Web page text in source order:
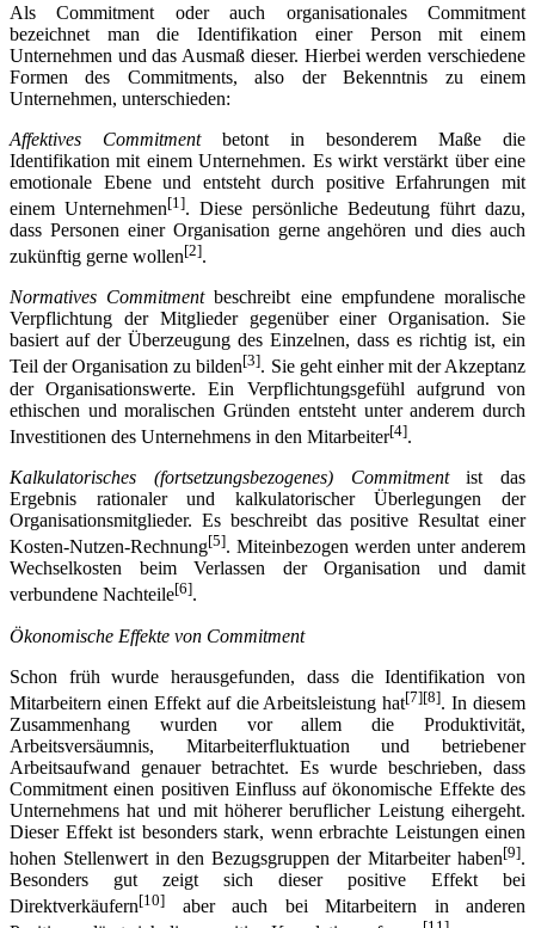
Als Commitment oder auch organisationales Commitment
bezeichnet man die Identifikation einer Person mit einem
Unternehmen und das Ausmaß dieser. Hierbei werden verschiedene
Formen des Commitments, also der Bekenntnis zu einem
Unternehmen, unterschieden:
Affektives Commitmentbetont in besonderem Maße die
Identifikation mit einem Unternehmen. Es wirkt verstärkt über eine
emotionale Ebene und entsteht durch positive Erfahrungen mit
einem Unternehmen[1]. Diese persönliche Bedeutung führt dazu,
dass Personen einer Organisation gerne angehören und dies auch
zukünftig gerne wollen[2].
Normatives Commitmentbeschreibt eine empfundene moralische
Verpflichtung der Mitglieder gegenüber einer Organisation. Sie
basiert auf der Überzeugung des Einzelnen, dass es richtig ist, ein
Teil der Organisation zu bilden[3]. Sie geht einher mit der Akzeptanz
der Organisationswerte. Ein Verpflichtungsgefühl aufgrund von
ethischen und moralischen Gründen entsteht unter anderem durch
Investitionen des Unternehmens in den Mitarbeiter[4].
Kalkulatorisches (fortsetzungsbezogenes) Commitmentist das
Ergebnis rationaler und kalkulatorischer Überlegungen der
Organisationsmitglieder. Es beschreibt das positive Resultat einer
Kosten-Nutzen-Rechnung[5]. Miteinbezogen werden unter anderem
Wechselkosten beim Verlassen der Organisation und damit
verbundene Nachteile[6].
Ökonomische Effekte von Commitment
Schon früh wurde herausgefunden, dass die Identifikation von
Mitarbeitern einen Effekt auf die Arbeitsleistung hat[7][8]. In diesem
Zusammenhang wurden vor allem die Produktivität,
Arbeitsversäumnis, Mitarbeiterfluktuation und betriebener
Arbeitsaufwand genauer betrachtet. Es wurde beschrieben, dass
Commitment einen positiven Einfluss auf ökonomische Effekte des
Unternehmens hat und mit höherer beruflicher Leistung eihergeht.
Dieser Effekt ist besonders stark, wenn erbrachte Leistungen einen
hohen Stellenwert in den Bezugsgruppen der Mitarbeiter haben[9].
Besonders gut zeigt sich dieser positive Effekt bei
Direktverkäufern[10] aber auch bei Mitarbeitern in anderen